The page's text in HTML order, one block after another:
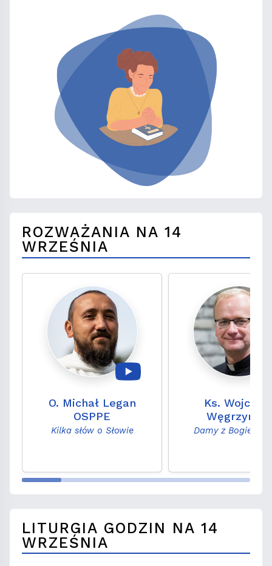
ROZWAŻANIA NA 14
WRZEŚNIA
O. Michał Legan
OSPPE
Kilka słów o Słowie
Ks.
Węgrzyniak
Damy z Bogiem
LITURGIA GODZIN NA 14
WRZEŚNIA